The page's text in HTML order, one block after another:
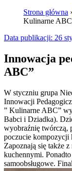
Strona główna ›
Kulinarne
Data publikacji: 26
Innowacja
ABC”
W styczniu grupa
Innowacji
” Kulinarne ABC”
Babci i Dziadka).
wyobraźnię twórczą,
poczucie
Zapoznają się także
kuchennymi.
samoobsługowe.